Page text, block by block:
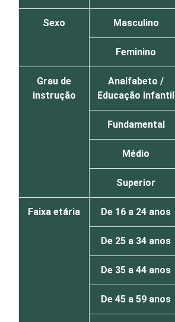
Sexo Masculino
Feminino
Grau de
instrução
Analfabeto /
Educação infantil
Fundamental
Médio
Superior
Faixa etária De 16 a 24 anos
De 25 a 34 anos
De 35 a 44 anos
De 45 a 59 anos